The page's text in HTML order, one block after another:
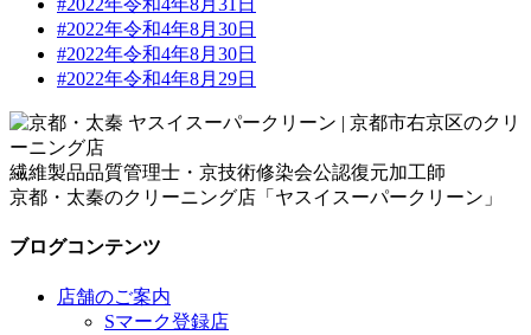
#2022年令和4年8月30日
#2022年令和4年8月30日
#2022年令和4年8月29日
繊維製品品質管理士・京技術修染会公認復元加工師
京都・太秦のクリーニング店「ヤスイスーパークリーン」
ブログコンテンツ
店舗のご案内
Sマーク登録店